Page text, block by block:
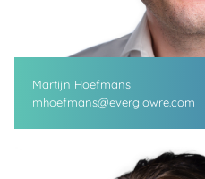
Martijn Hoefmans
mhoefmans@everglowre.com